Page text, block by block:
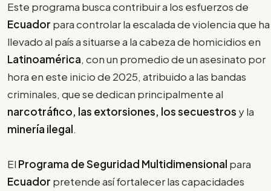
Este programa busca contribuir a los esfuerzos de
Ecuador para controlar la escalada de violencia que ha
llevado al país a situarse a la cabeza de homicidios en
Latinoamérica, con un promedio de un asesinato por
hora en este inicio de 2025, atribuido a las bandas
criminales, que se dedican principalmente al
narcotráfico, las extorsiones, los secuestros y la
minería ilegal.
El Programa de Seguridad Multidimensional para
Ecuador pretende así fortalecer las capacidades